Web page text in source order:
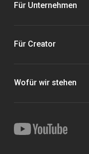
Für Unternehmen
Für Creator
Wofür wir stehen